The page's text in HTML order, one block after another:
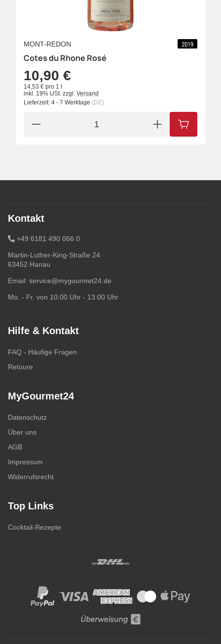
MONT-REDON 2019
Cotes du Rhone Rosé
10,90 €
14,53 € pro 1 l
inkl. 19% USt. zzgl. Versand
Lieferzeit: 4 - 7 Werktage (DE)
IN DEN
Kontakt
+49 6181 490 066 0
Martin-Luther-King-Straße 24
63452 Hanau
Email: service@mygourmet24.de
Mo. - Fr. von 10:00 Uhr - 13:00 Uhr
Hilfe & Kontakt
FAQ - Häufige Fragen
Retoure
MyGourmet24
Datenschutz
Über uns
AGB
Impressum
Widerrufsrecht
Top Links
Cocktail-Rezepte